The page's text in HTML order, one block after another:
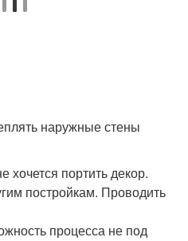
наружные стены
хочется портить декор.
постройкам. Проводить
процесса не под